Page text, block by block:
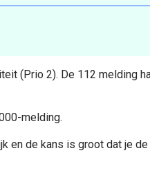
(Prio 2). De 112 melding
melding.
en de kans is groot dat je